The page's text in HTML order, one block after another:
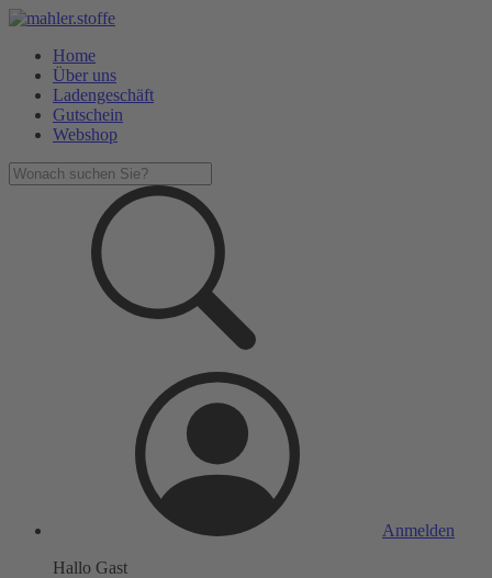
Home
Über uns
Ladengeschäft
Gutschein
Webshop
Anmelden
Hallo Gast